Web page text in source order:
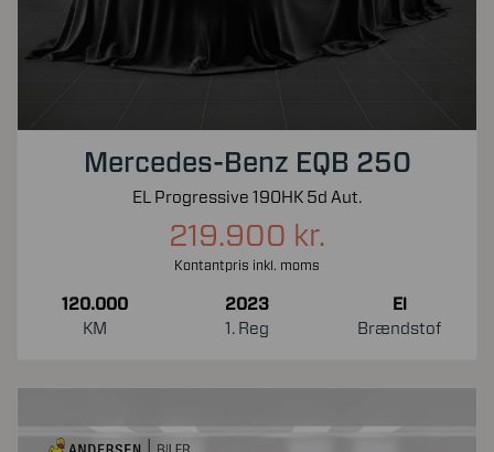
Mercedes-Benz EQB 250
EL Progressive 190HK 5d Aut.
219.900 kr.
Kontantpris inkl. moms
120.000
KM
2023
1. Reg
El
Brændstof